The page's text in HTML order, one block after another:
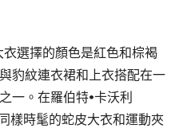
衣選擇的顏色是紅色和棕褐
豹紋連衣裙和上衣搭配在一
一。在羅伯特•卡沃利
樣時髦的蛇皮大衣和運動夾